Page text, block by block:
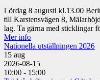
Lördag 8 augusti kl.13.00
till Karstensvägen 8,
lag. Ta gärna med sticklingar
Mer info
Nationella utställningen 2026
15 aug
2026-08-15
10:00 - 15:00